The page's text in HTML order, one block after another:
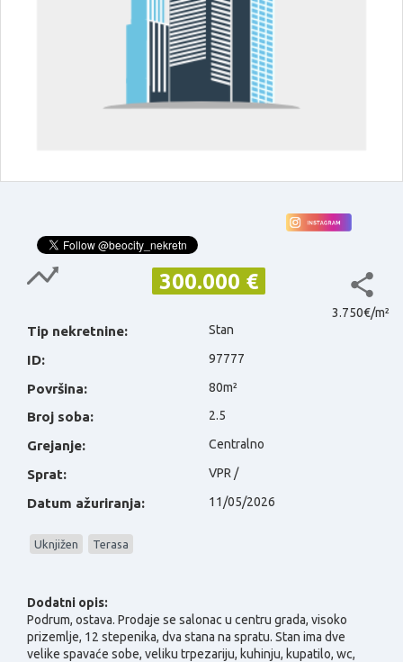
300.000 €
3.750€/m²
Tip nekretnine: Stan
ID: 97777
Površina: 80m²
Broj soba: 2.5
Grejanje: Centralno
Sprat: VPR /
Datum ažuriranja: 11/05/2026
Uknjižen Terasa
Dodatni opis:
Podrum, ostava. Prodaje se salonac u centru grada, visoko
prizemlje, 12 stepenika, dva stana na spratu. Stan ima dve
velike spavaće sobe, veliku trpezariju, kuhinju, kupatilo, wc,